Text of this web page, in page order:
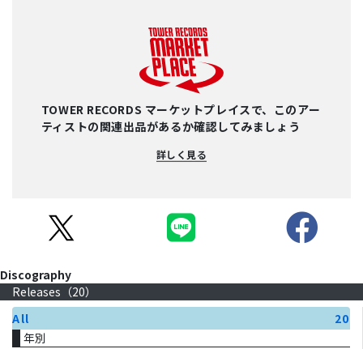
TOWER RECORDS マーケットプレイスで、このアー
ティストの関連出品があるか確認してみましょう
詳しく見る
Discography
Releases（20）
All
20
年別